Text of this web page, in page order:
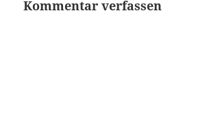
Kommentar verfassen